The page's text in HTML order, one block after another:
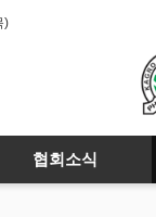
)
협회소식